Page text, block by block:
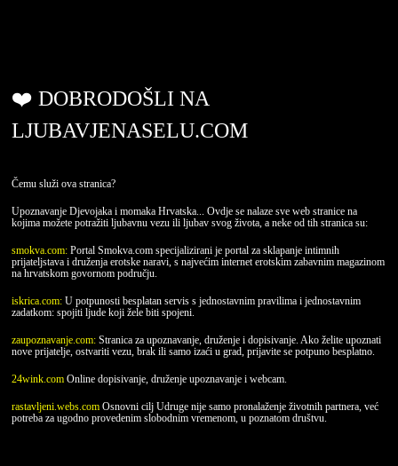
❤️ DOBRODOŠLI NA
LJUBAVJENASELU.COM
Čemu služi ova stranica?
Upoznavanje Djevojaka i momaka Hrvatska... Ovdje se nalaze sve web stranice na
kojima možete potražiti ljubavnu vezu ili ljubav svog života, a neke od tih stranica su:
smokva.com: Portal Smokva.com specijalizirani je portal za sklapanje intimnih
prijateljstava i druženja erotske naravi, s najvećim internet erotskim zabavnim magazinom
na hrvatskom govornom području.
iskrica.com: U potpunosti besplatan servis s jednostavnim pravilima i jednostavnim
zadatkom: spojiti ljude koji žele biti spojeni.
zaupoznavanje.com: Stranica za upoznavanje, druženje i dopisivanje. Ako želite upoznati
nove prijatelje, ostvariti vezu, brak ili samo izaći u grad, prijavite se potpuno besplatno.
24wink.com Online dopisivanje, druženje upoznavanje i webcam.
rastavljeni.webs.com Osnovni cilj Udruge nije samo pronalaženje životnih partnera, već
potreba za ugodno provedenim slobodnim vremenom, u poznatom društvu.